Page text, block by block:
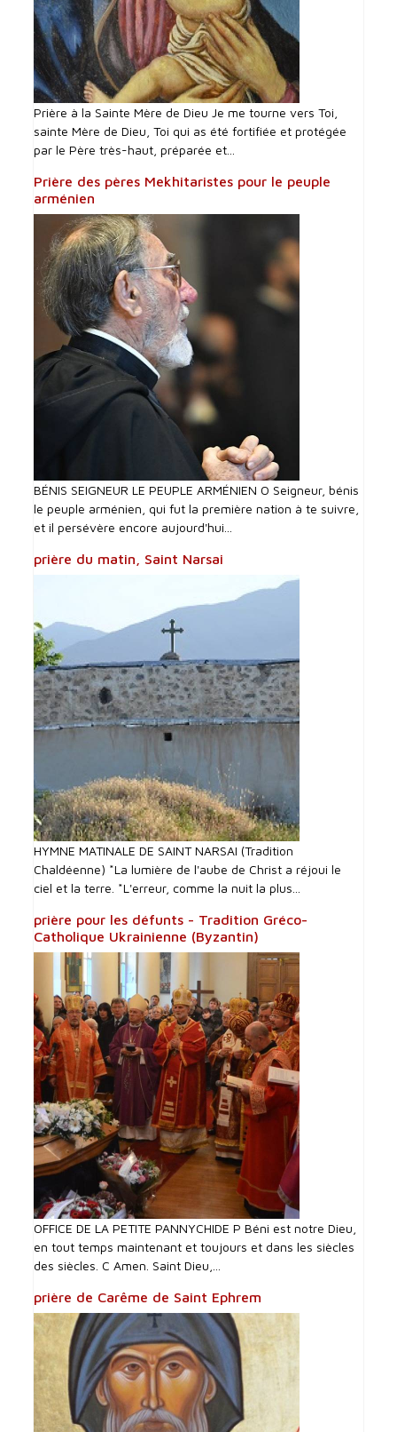
Prière à la Sainte Mère de Dieu Je me tourne vers Toi,
sainte Mère de Dieu, Toi qui as été fortifiée et protégée
par le Père très-haut, préparée et...
Prière des pères Mekhitaristes pour le peuple
arménien
BÉNIS SEIGNEUR LE PEUPLE ARMÉNIEN O Seigneur, bénis
le peuple arménien, qui fut la première nation à te suivre,
et il persévère encore aujourd'hui...
prière du matin, Saint Narsai
HYMNE MATINALE DE SAINT NARSAI (Tradition
Chaldéenne) *La lumière de l'aube de Christ a réjoui le
ciel et la terre. *L'erreur, comme la nuit la plus...
prière pour les défunts - Tradition Gréco-
Catholique Ukrainienne (Byzantin)
OFFICE DE LA PETITE PANNYCHIDE P Béni est notre Dieu,
en tout temps maintenant et toujours et dans les siècles
des siècles. C Amen. Saint Dieu,...
prière de Carême de Saint Ephrem